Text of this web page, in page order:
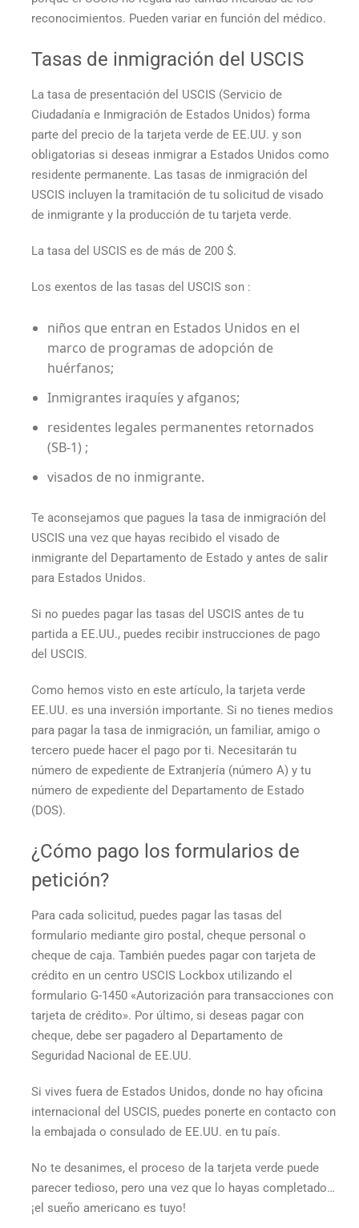
reconocimientos. Pueden variar en función del médico.
Tasas de inmigración del USCIS
La tasa de presentación del USCIS (Servicio de
Ciudadanía e Inmigración de Estados Unidos) forma
parte del precio de la tarjeta verde de EE.UU. y son
obligatorias si deseas inmigrar a Estados Unidos como
residente permanente. Las tasas de inmigración del
USCIS incluyen la tramitación de tu solicitud de visado
de inmigrante y la producción de tu tarjeta verde.
La tasa del USCIS es de más de 200 $.
Los exentos de las tasas del USCIS son :
niños que entran en Estados Unidos en el
marco de programas de adopción de
huérfanos;
Inmigrantes iraquíes y afganos;
residentes legales permanentes retornados
(SB-1) ;
visados de no inmigrante.
Te aconsejamos que pagues la tasa de inmigración del
USCIS una vez que hayas recibido el visado de
inmigrante del Departamento de Estado y antes de salir
para Estados Unidos.
Si no puedes pagar las tasas del USCIS antes de tu
partida a EE.UU., puedes recibir instrucciones de pago
del USCIS.
Como hemos visto en este artículo, la tarjeta verde
EE.UU. es una inversión importante. Si no tienes medios
para pagar la tasa de inmigración, un familiar, amigo o
tercero puede hacer el pago por ti. Necesitarán tu
número de expediente de Extranjería (número A) y tu
número de expediente del Departamento de Estado
(DOS).
¿Cómo pago los formularios de
petición?
Para cada solicitud, puedes pagar las tasas del
formulario mediante giro postal, cheque personal o
cheque de caja. También puedes pagar con tarjeta de
crédito en un centro USCIS Lockbox utilizando el
formulario G-1450 «Autorización para transacciones con
tarjeta de crédito». Por último, si deseas pagar con
cheque, debe ser pagadero al Departamento de
Seguridad Nacional de EE.UU.
Si vives fuera de Estados Unidos, donde no hay oficina
internacional del USCIS, puedes ponerte en contacto con
la embajada o consulado de EE.UU. en tu país.
No te desanimes, el proceso de la tarjeta verde puede
parecer tedioso, pero una vez que lo hayas completado…
¡el sueño americano es tuyo!